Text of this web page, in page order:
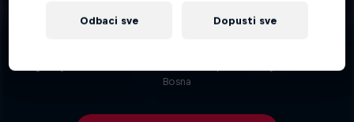
Bosna
Odbaci sve Dopusti sve